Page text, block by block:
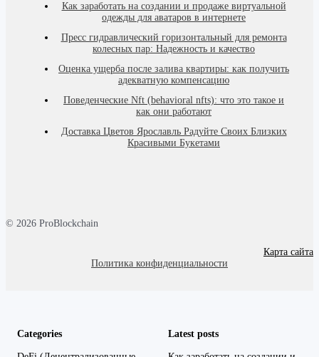
Как заработать на создании и продаже виртуальной
одежды для аватаров в интернете
Пресс гидравлический горизонтальный для ремонта
колесных пар: Надежность и качество
Оценка ущерба после залива квартиры: как получить
адекватную компенсацию
Поведенческие Nft (behavioral nfts): что это такое и
как они работают
Доставка Цветов Ярославль Радуйте Своих Близких
Красивыми Букетами
© 2026 ProBlockchain
Карта сайта
Политика конфиденциальности
Categories Latest posts